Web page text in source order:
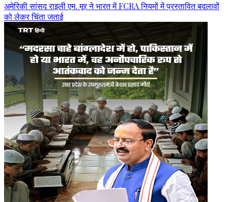
अमेरिकी सांसद राइली एम. मूर ने भारत में FCRA नियमों में प्रस्तावित बदलावों
को लेकर चिंता जताई